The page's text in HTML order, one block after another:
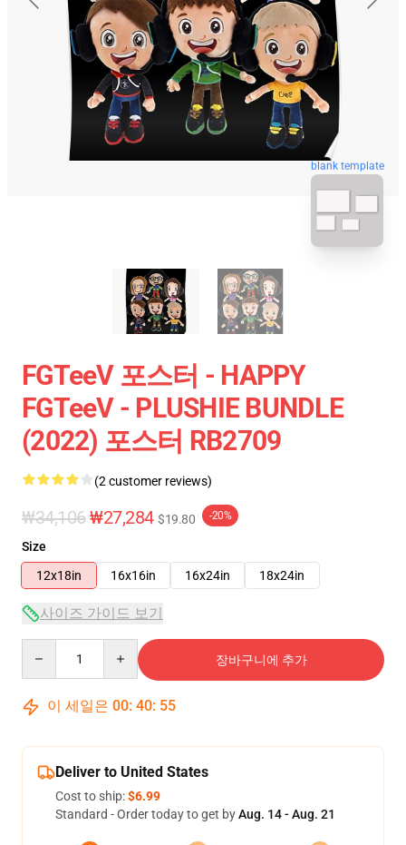
blank template
FGTeeV 포스터 - HAPPY
FGTeeV - PLUSHIE BUNDLE
(2022) 포스터 RB2709
(2 customer reviews)
₩34,106₩27,284 $19.80 -20%
Size
12x18in
16x16in 16x24in 18x24in
사이즈 가이드 보기
장바구니에 추가
이 세일은 00: 40: 54
Deliver to United States
Cost to ship:$6.99
Standard - Order today to get byAug. 14 - Aug. 21